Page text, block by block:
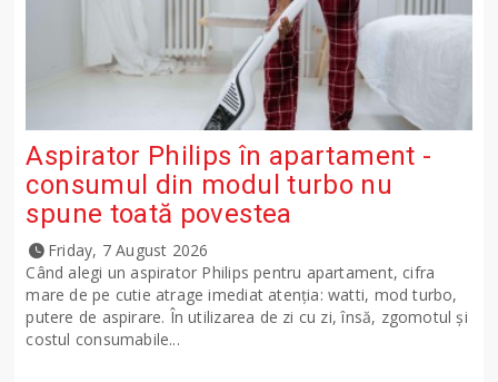
Aspirator Philips în apartament -
consumul din modul turbo nu
spune toată povestea
Friday, 7 August 2026
Când alegi un aspirator Philips pentru apartament, cifra
mare de pe cutie atrage imediat atenția: watti, mod turbo,
putere de aspirare. În utilizarea de zi cu zi, însă, zgomotul și
costul consumabile...